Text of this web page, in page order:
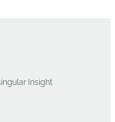
Insight